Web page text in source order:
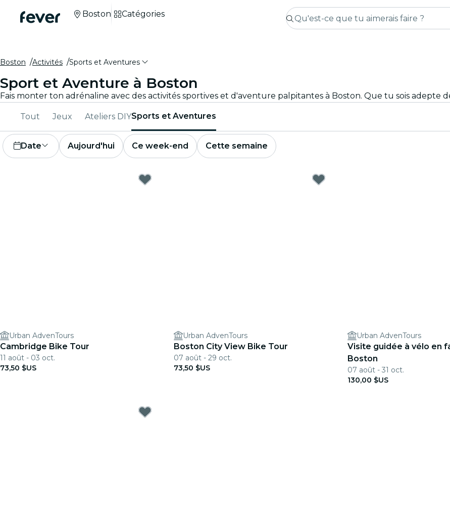
Boston Catégories
Boston Activités Sports et Aventures
Sport et Aventure à Boston
Tout Jeux Ateliers DIYSports et Aventures
Date Aujourd'hui Ce week-end Cette semaine
Urban AdvenTours
Cambridge Bike Tour
11 août - 03 oct.
73,50 $US
Urban AdvenTours
Boston City View Bike Tour
07 août - 29 oct.
73,50 $US
Urban AdvenTours
Visite guidée à vélo en
Boston
07 août - 31 oct.
130,00 $US